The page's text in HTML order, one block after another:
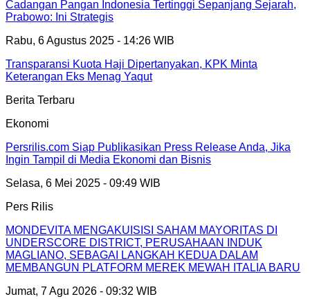
Cadangan Pangan Indonesia Tertinggi Sepanjang Sejarah,
Prabowo: Ini Strategis
Rabu, 6 Agustus 2025 - 14:26 WIB
Transparansi Kuota Haji Dipertanyakan, KPK Minta
Keterangan Eks Menag Yaqut
Berita Terbaru
Ekonomi
Persrilis.com Siap Publikasikan Press Release Anda, Jika
Ingin Tampil di Media Ekonomi dan Bisnis
Selasa, 6 Mei 2025 - 09:49 WIB
Pers Rilis
MONDEVITA MENGAKUISISI SAHAM MAYORITAS DI
UNDERSCORE DISTRICT, PERUSAHAAN INDUK
MAGLIANO, SEBAGAI LANGKAH KEDUA DALAM
MEMBANGUN PLATFORM MEREK MEWAH ITALIA BARU
Jumat, 7 Agu 2026 - 09:32 WIB